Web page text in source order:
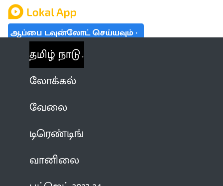
ஆப்பை டவுன்லோட் செய்யவும்
தமிழ் நாடு
லோக்கல்
வேலை
டிரெண்டிங்
வானிலை